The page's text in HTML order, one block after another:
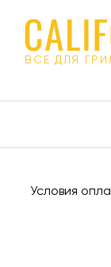
ВСЕ ДЛЯ
Условия